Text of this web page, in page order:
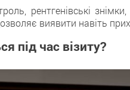
рентгенівські
виявити навіть
під час візиту?